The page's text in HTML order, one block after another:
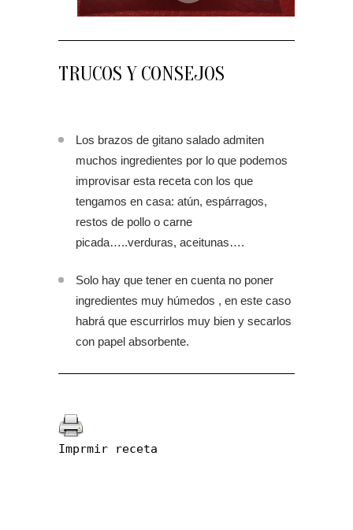
TRUCOS Y CONSEJOS
Los brazos de gitano salado admiten
muchos ingredientes por lo que podemos
improvisar esta receta con los que
tengamos en casa: atún, espárragos,
restos de pollo o carne
picada…..verduras, aceitunas….
Solo hay que tener en cuenta no poner
ingredientes muy húmedos , en este caso
habrá que escurrirlos muy bien y secarlos
con papel absorbente.
Imprmir receta